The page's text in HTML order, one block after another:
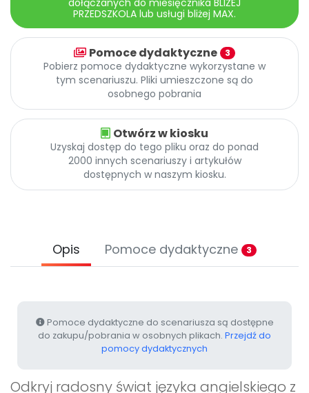
Pomoc
Promocje
dołączanych do miesięcznika BLIŻEJ
PRZEDSZKOLA lub usługi bliżej MAX.
Pomoce dydaktyczne 3
Pobierz pomoce dydaktyczne wykorzystane w
tym scenariuszu. Pliki umieszczone są do
osobnego pobrania
Otwórz w kiosku
Uzyskaj dostęp do tego pliku oraz do ponad
2000 innych scenariuszy i artykułów
dostępnych w naszym kiosku.
Opis Pomoce dydaktyczne 3
Pomoce dydaktyczne do scenariusza są dostępne
do zakupu/pobrania w osobnych plikach. Przejdź do
pomocy dydaktycznych
Odkryj radosny świat języka angielskiego z